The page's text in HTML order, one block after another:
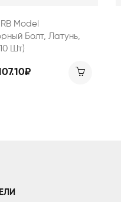
Model
Болт, Латунь,
Шт)